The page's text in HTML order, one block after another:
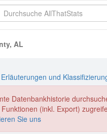
AL
und
Datenbankhistorie
(inkl. Export)
Sie uns